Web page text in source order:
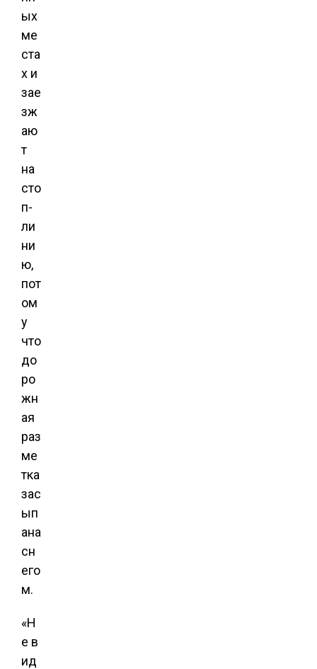
ых
ме
ста
х и
зае
зж
аю
т
на
сто
п-
ли
ни
ю,
пот
ом
у
что
до
ро
жн
ая
раз
ме
тка
зас
ып
ана
сн
его
м.
«Н
е в
ид